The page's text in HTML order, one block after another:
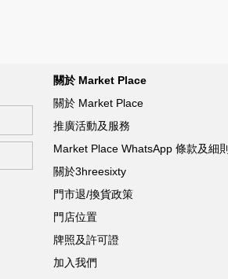
關於 Market Place
關於 Market Place
推廣活動及服務
Market Place WhatsApp 條款及細則
關於3hreesixty
門市退/換貨政策
門店位置
牌照及許可證
加入我們